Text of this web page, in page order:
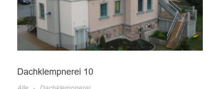
Dachklempnerei 10